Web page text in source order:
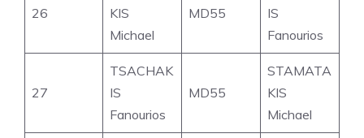
26
KIS
Michael
MD55
IS
Fanourios
27
TSACHAK
IS
Fanourios
MD55
STAMATA
KIS
Michael